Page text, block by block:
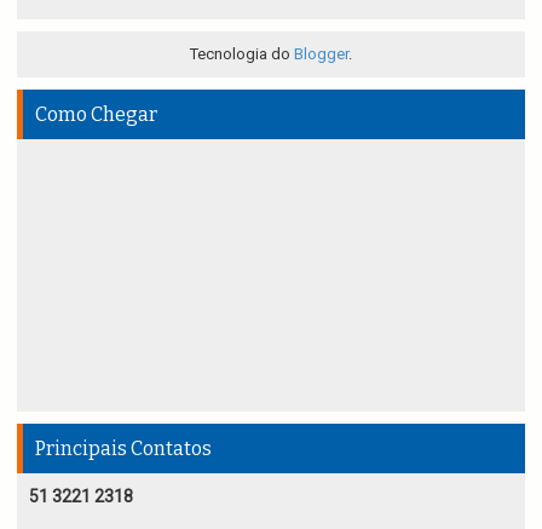
Tecnologia do Blogger.
Como Chegar
Principais Contatos
51 3221 2318